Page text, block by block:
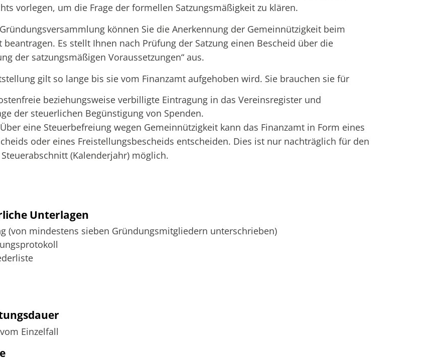
vorlegen, um die Frage der formellen Satzungsmäßigkeit zu klären.
können Sie die Anerkennung der Gemeinnützigkeit beim
beantragen. Es stellt Ihnen nach Prüfung der Satzung einen Bescheid über die
der satzungsmäßigen Voraussetzungen“ aus.
gilt so lange bis sie vom Finanzamt aufgehoben wird. Sie brauchen sie für
beziehungsweise verbilligte Eintragung in das Vereinsregister und
der steuerlichen Begünstigung von Spenden.
Über eine Steuerbefreiung wegen Gemeinnützigkeit kann das Finanzamt in Form eines
oder eines Freistellungsbescheids entscheiden. Dies ist nur nachträglich für den
(Kalenderjahr) möglich.
Unterlagen
(von mindestens sieben Gründungsmitgliedern unterschrieben)
Einzelfall